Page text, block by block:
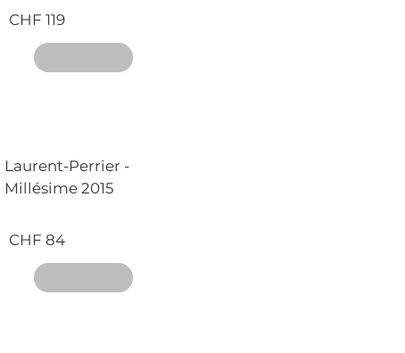
CHF 119
Laurent-Perrier -
Millésime 2015
CHF 84